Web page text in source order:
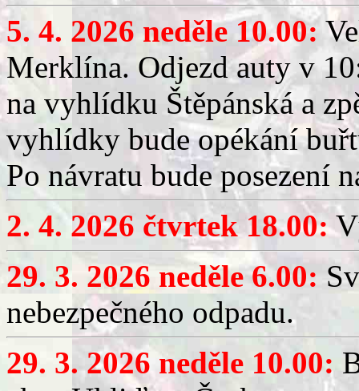
5. 4. 2026 neděle 10.00:
Merklína. Odjezd auty v
na vyhlídku Štěpánská a
vyhlídky bude opékání
Po návratu bude posezení
2. 4. 2026 čtvrtek 18.00:
29. 3. 2026 neděle 6.00:
nebezpečného odpadu.
29. 3. 2026 neděle 10.00: